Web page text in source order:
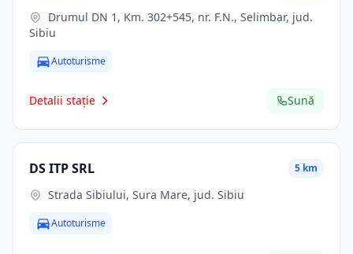
Sibiu
Autoturisme
Detalii stație Sună
DS ITP SRL 5 km
Strada Sibiului, Sura Mare, jud. Sibiu
Autoturisme